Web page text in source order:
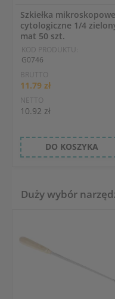
Szkiełka mikroskopowe
cytologiczne 1/4
mat 50 szt.
KOD PRODUKTU:
G0746
BRUTTO
11.79 zł
NETTO
10.92 zł
DO KOSZYKA
Duży wybór